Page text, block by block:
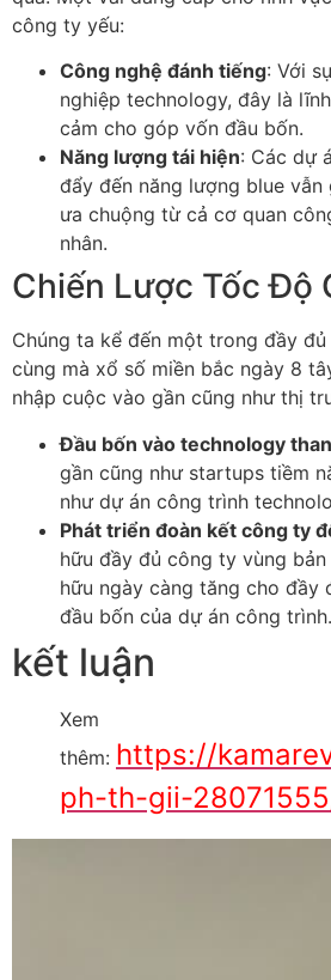
công ty yếu:
Công nghệ đánh tiếng: Với
nghiệp technology, đây là
cảm cho góp vốn đầu bốn.
Năng lượng tái hiện: Các dự
đẩy đến năng lượng blue
ưa chuộng từ cả cơ quan
nhân.
Chiến Lược Tốc Độ
Chúng ta kể đến một trong đầy
cùng mà xổ số miền bắc ngày 8
nhập cuộc vào gần cũng như thị
Đầu bốn vào technology
gần cũng như startups tiềm
như dự án công trình
Phát triển đoàn kết công ty
hữu đầy đủ công ty vùng
hữu ngày càng tăng cho đầy
đầu bốn của dự án công trình.
kết luận
Xem
thêm: https://
ph-th-gii-